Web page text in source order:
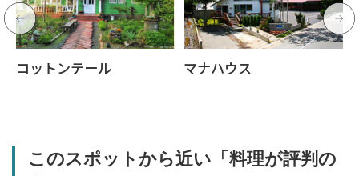
コットンテール マナハウス
このスポットから近い「料理が評判の